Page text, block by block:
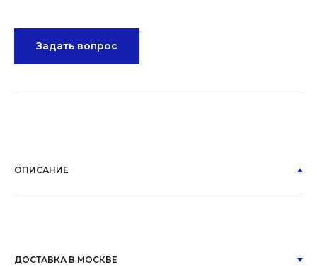
Задать вопрос
ОПИСАНИЕ
ДОСТАВКА В МОСКВЕ